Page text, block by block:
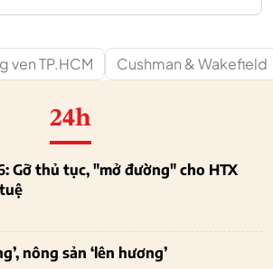
ven TP.HCM Cushman & Wakefield
24h
Gỡ thủ tục, "mở đường" cho HTX
nông sản ‘lên hương’